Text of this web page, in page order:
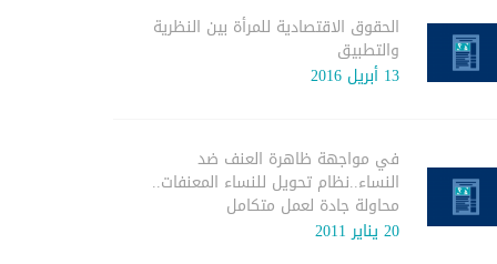
الحقوق الاقتصادية للمرأة بين النظرية
والتطبيق
13 أبريل 2016
في مواجهة ظاهرة العنف ضد
النساء..نظام تحويل للنساء المعنفات..
محاولة جادة لعمل متكامل
20 يناير 2011